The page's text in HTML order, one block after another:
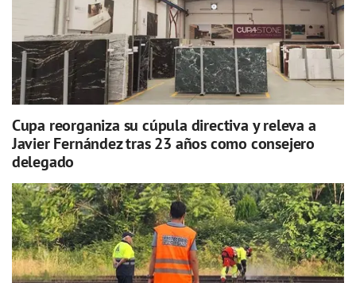
Cupa reorganiza su cúpula directiva y releva a
Javier Fernández tras 23 años como consejero
delegado